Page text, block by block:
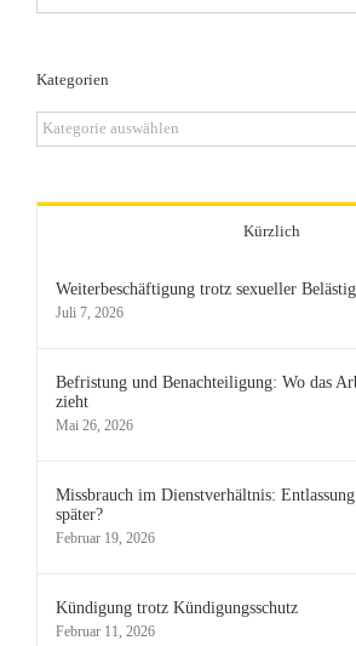
nach:
Kategorien
Kategorien
Kürzlich
Weiterbeschäftigung trotz sexueller
Juli 7, 2026
Befristung und Benachteiligung: Wo das
zieht
Mai 26, 2026
Missbrauch im Dienstverhältnis: Entlassung
später?
Februar 19, 2026
Kündigung trotz Kündigungsschutz
Februar 11, 2026